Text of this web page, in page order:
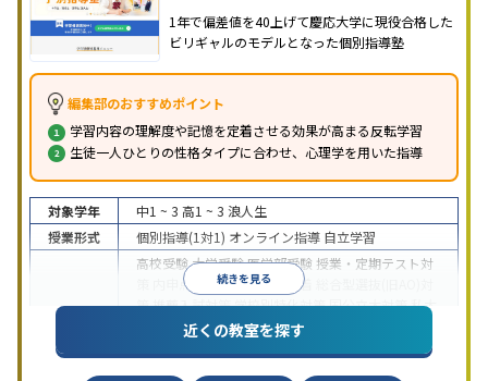
1年で偏差値を40上げて慶応大学に現役合格した
ビリギャルのモデルとなった個別指導塾
編集部のおすすめポイント
学習内容の理解度や記憶を定着させる効果が高まる反転学習
生徒一人ひとりの性格タイプに合わせ、心理学を用いた指導
続きを見る
対象学年 中1 ~ 3 高1 ~ 3 浪人生
授業形式
個別指導(1対1) オンライン指導 自立学習
高校受験大学受験医学部受験 授業・定期テスト対
内申点対策学習習慣の定着
策推薦入試対策学校別特化対策国公立大対策私大
共通テスト対策英検(英語検定)対策
その
近くの教室を探す